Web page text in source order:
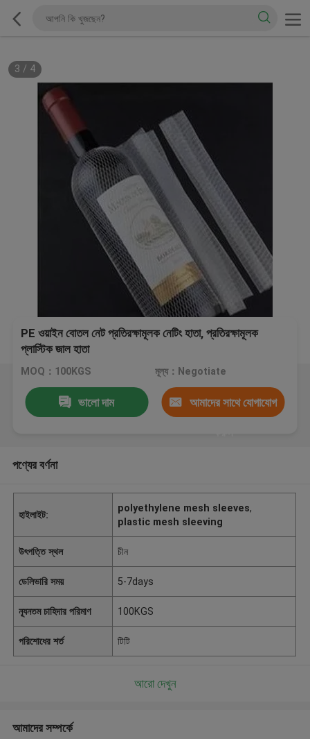
3 / 4
PE ওয়াইন বোতল নেট প্রতিরক্ষামূলক নেটিং হাতা, প্রতিরক্ষামূলক
প্লাস্টিক জাল হাতা
MOQ：100KGS মূল্য：Negotiate
ভালো দাম আমাদের সাথে যোগাযোগ
পণ্যের বর্ণনা
হাইলাইট:
polyethylene mesh sleeves,
plastic mesh sleeving
উৎপত্তি স্থল চীন
ডেলিভারি সময় 5-7days
ন্যূনতম চাহিদার পরিমাণ 100KGS
পরিশোধের শর্ত টিটি
আরো দেখুন
আমাদের সম্পর্কে